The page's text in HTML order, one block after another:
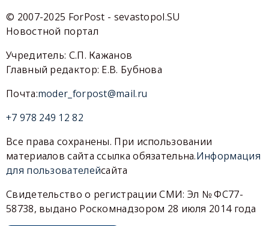
© 2007-2025 ForPost - sevastopol.SU
Новостной портал
Учредитель: С.П. Кажанов
Главный редактор: Е.В. Бубнова
Почта:moder_forpost@mail.ru
+7 978 249 12 82
Все права сохранены. При использовании
материалов сайта ссылка обязательна.Информация
для пользователейсайта
Свидетельство о регистрации СМИ: Эл № ФС77-
58738, выдано Роскомнадзором 28 июля 2014 года